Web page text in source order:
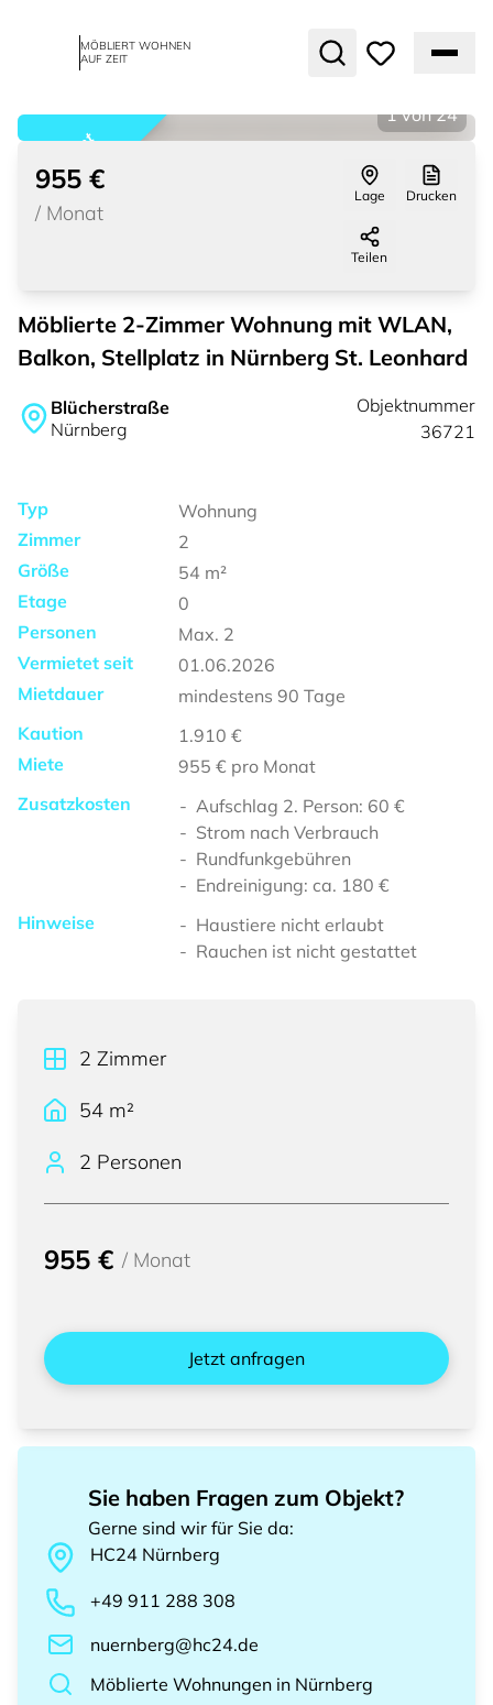
MÖBLIERT WOHNEN
AUF ZEIT
vermietet
1 von 24
955 €
/ Monat
Lage Drucken
Teilen
Möblierte 2-Zimmer Wohnung mit WLAN,
Balkon, Stellplatz in Nürnberg St. Leonhard
Blücherstraße
Nürnberg
Objektnummer
36721
Typ
Wohnung
Zimmer
2
Größe
54 m²
Etage
0
Personen
Max. 2
Vermietet seit
01.06.2026
Mietdauer
mindestens 90 Tage
Kaution
1.910 €
Miete
955 € pro Monat
Zusatzkosten
Aufschlag 2. Person: 60 €
Strom nach Verbrauch
Rundfunkgebühren
Endreinigung: ca. 180 €
Hinweise
Haustiere nicht erlaubt
Rauchen ist nicht gestattet
2 Zimmer
54 m²
2 Personen
955 € / Monat
Jetzt anfragen
Sie haben Fragen zum Objekt?
Gerne sind wir für Sie da:
HC24 Nürnberg
+49 911 288 308
nuernberg@hc24.de
Möblierte Wohnungen in Nürnberg